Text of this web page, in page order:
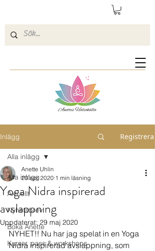
Inlägg Registrera
Alla inlägg
Aktuellt
Nyhetsbrev
Boka Anette
Kurser, pass & workshops
Alla inlägg
Yoga Nidra inspirerad
avslappning
Anette Uhlin
20 apr. 2020 1 min läsning
Uppdaterat:29 maj 2020
NYHET!! Nu har jag spelat in en Yoga
Nidra inspirerad avslappning, som